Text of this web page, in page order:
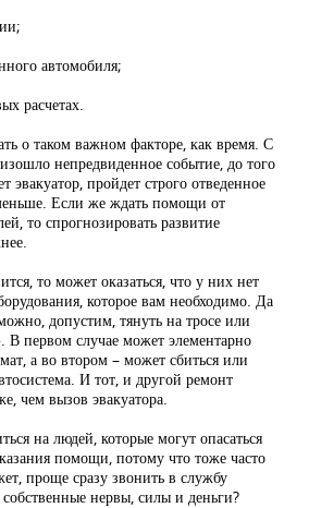
автомобиля;
расчетах.
о таком важном факторе, как время. С
непредвиденное событие, до того
эвакуатор, пройдет строго отведенное
Если же ждать помощи от
то спрогнозировать развитие
то может оказаться, что у них нет
которое вам необходимо. Да
допустим, тянуть на тросе или
В первом случае может элементарно
а во втором – может сбиться или
И тот, и другой ремонт
чем вызов эвакуатора.
на людей, которые могут опасаться
помощи, потому что тоже часто
проще сразу звонить в службу
нервы, силы и деньги?